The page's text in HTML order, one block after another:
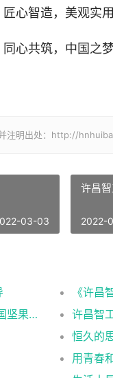
匠心智造，美观实用
同心共筑，中国之梦
注明出处：http://
03-03
许昌
2022-
《许昌
许昌智工参加安徽合肥2021第十五届中国坚果炒货展掠影
许昌智
恒久的
用青春